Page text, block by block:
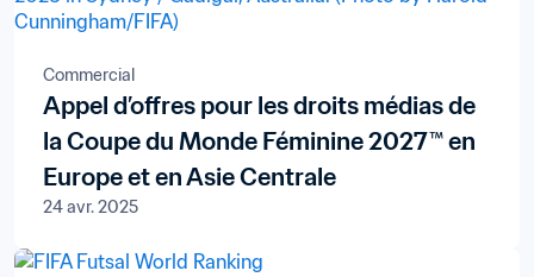
Commercial
Appel d’offres pour les droits médias de
la Coupe du Monde Féminine 2027™ en
Europe et en Asie Centrale
24 avr. 2025